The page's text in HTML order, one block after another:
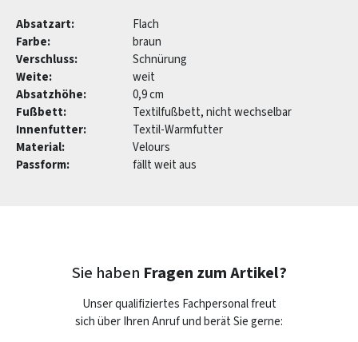
Absatzart:
Flach
Farbe:
braun
Verschluss:
Schnürung
Weite:
weit
Absatzhöhe:
0,9 cm
Fußbett:
Textilfußbett, nicht wechselbar
Innenfutter:
Textil-Warmfutter
Material:
Velours
Passform:
fällt weit aus
Sie haben Fragen zum Artikel?
Unser qualifiziertes Fachpersonal freut
sich über Ihren Anruf und berät Sie gerne: